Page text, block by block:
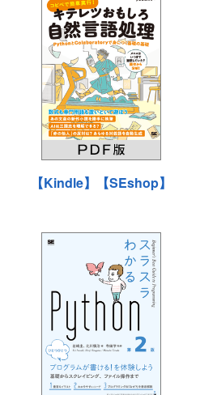
【Kindle】 【SEshop】